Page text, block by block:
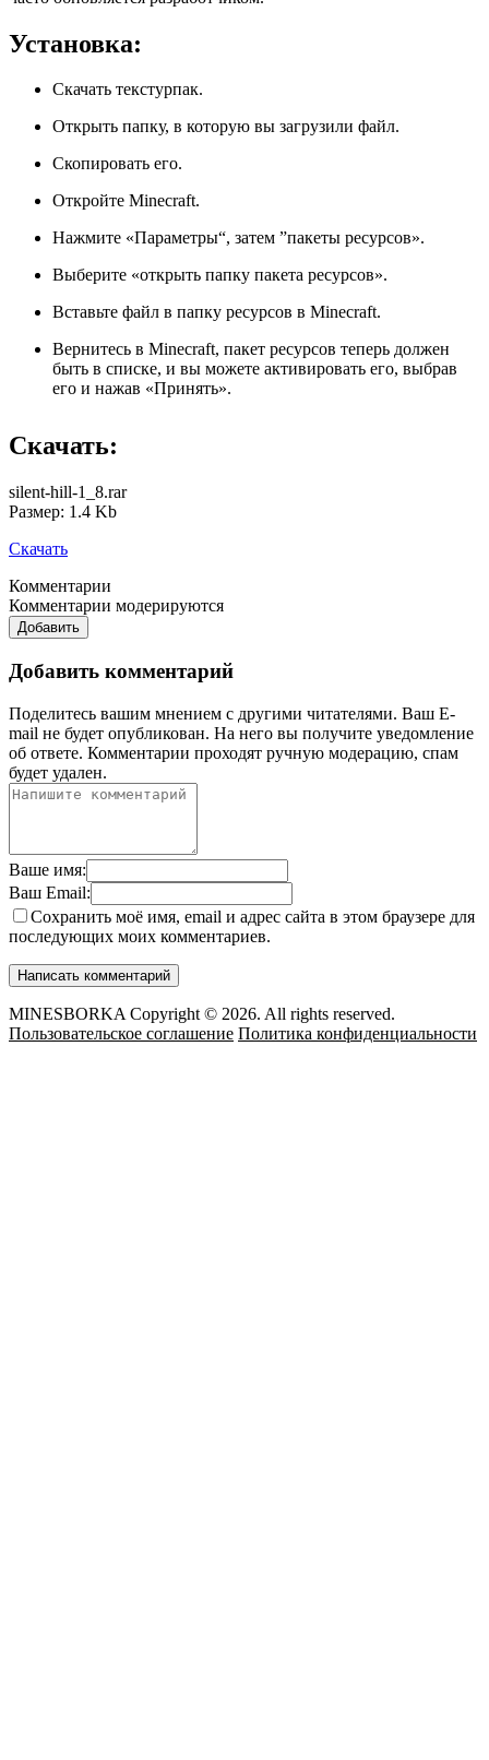
Установка:
Скачать текстурпак.
Открыть папку, в которую вы загрузили файл.
Скопировать его.
Откройте Minecraft.
Нажмите «Параметры“, затем ”пакеты ресурсов».
Выберите «открыть папку пакета ресурсов».
Вставьте файл в папку ресурсов в Minecraft.
Вернитесь в Minecraft, пакет ресурсов теперь должен
быть в списке, и вы можете активировать его, выбрав
его и нажав «Принять».
Скачать:
silent-hill-1_8.rar
Размер: 1.4 Kb
Скачать
Комментарии
Комментарии модерируются
Добавить
Добавить комментарий
Поделитесь вашим мнением с другими читателями. Ваш E-
mail не будет опубликован. На него вы получите уведомление
об ответе. Комментарии проходят ручную модерацию, спам
будет удален.
Ваше имя:
Ваш Email:
Сохранить моё имя, email и адрес сайта в этом браузере для
последующих моих комментариев.
MINESBORKA Copyright © 2026. All rights reserved.
Пользовательское соглашение Политика конфиденциальности